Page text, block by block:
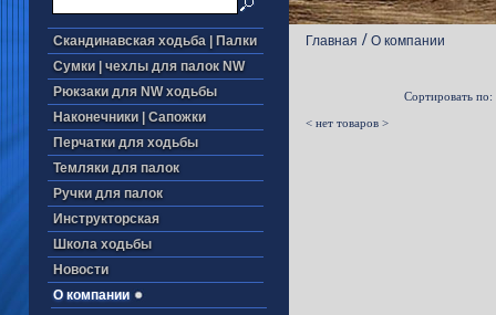
Скандинавская ходьба | Палки
Сумки | чехлы для палок NW
Рюкзаки для NW ходьбы
Наконечники | Сапожки
Перчатки для ходьбы
Темляки для палок
Ручки для палок
Инструкторская
Школа ходьбы
Новости
О компании
Главная / О компании
Сортировать по:
< нет товаров >